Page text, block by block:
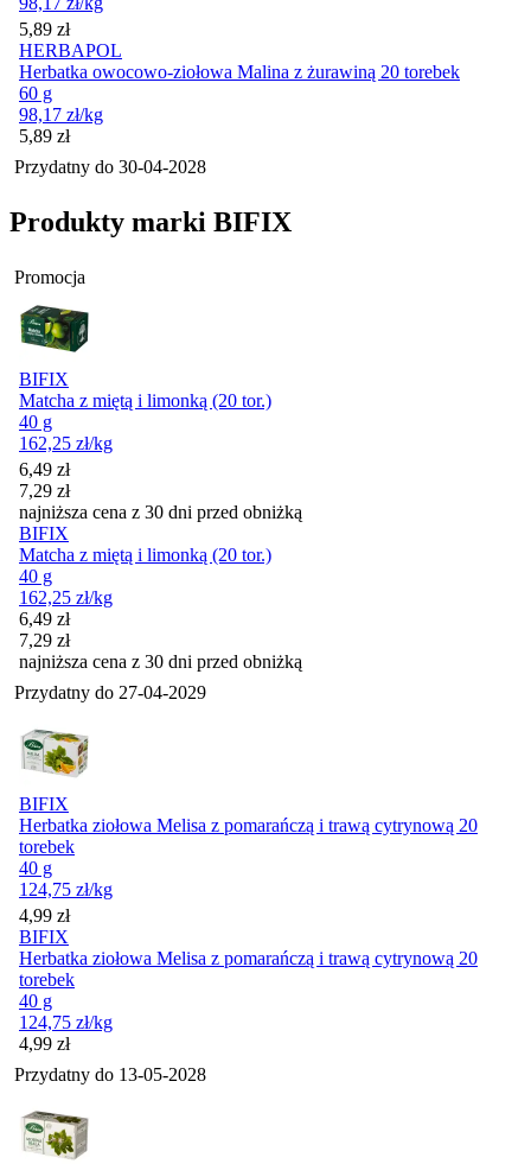
Cena
5,89 zł
HERBAPOL
Herbatka owocowo-ziołowa Malina z żurawiną 20 torebek
60 g
98,17 zł/kg
Cena
5,89 zł
Przydatny do 30-04-2028
Produkty marki BIFIX
Promocja
BIFIX
Matcha z miętą i limonką (20 tor.)
40 g
162,25 zł/kg
Cena promocyjna
6,49 zł
7,29 zł
najniższa cena z 30 dni przed obniżką
BIFIX
Matcha z miętą i limonką (20 tor.)
40 g
162,25 zł/kg
Cena promocyjna
6,49 zł
7,29 zł
najniższa cena z 30 dni przed obniżką
Przydatny do 27-04-2029
BIFIX
Herbatka ziołowa Melisa z pomarańczą i trawą cytrynową 20
torebek
40 g
124,75 zł/kg
Cena
4,99 zł
BIFIX
Herbatka ziołowa Melisa z pomarańczą i trawą cytrynową 20
torebek
40 g
124,75 zł/kg
Cena
4,99 zł
Przydatny do 13-05-2028